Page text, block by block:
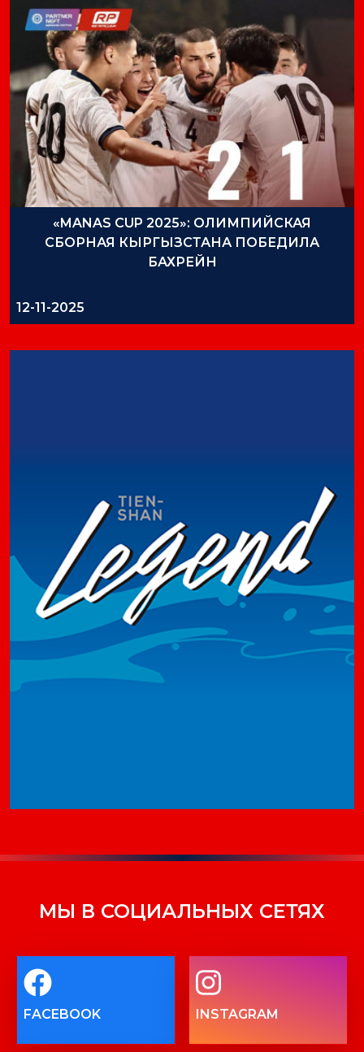
«MANAS CUP 2025»: ОЛИМПИЙСКАЯ
СБОРНАЯ КЫРГЫЗСТАНА ПОБЕДИЛА
БАХРЕЙН
12-11-2025
МЫ В СОЦИАЛЬНЫХ СЕТЯХ
FACEBOOK INSTAGRAM